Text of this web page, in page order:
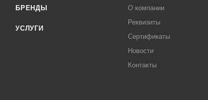
БРЕНДЫ
УСЛУГИ
О компании
Реквизиты
Сертификаты
Новости
Контакты